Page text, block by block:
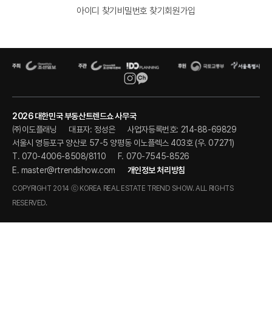
아이디 찾기 비밀번호 찾기 회원가입
2026 대한민국 부동산트렌드쇼 사무국
㈜이도플래닝
대표자: 정성은
사업자등록번호: 214-88-69829
서울시 영등포구 양산로 57-5 양평동 이노플렉스 403호 (우. 07271)
T. 070-4006-8508/8110
F. 070-7545-8526
E. master@rtrendshow.com 개인정보 처리방침
COPYRIGHT 2014 ⓒ KOREA REAL ESTATE TREND SHOW. ALL RIGHTS
RESERVED.